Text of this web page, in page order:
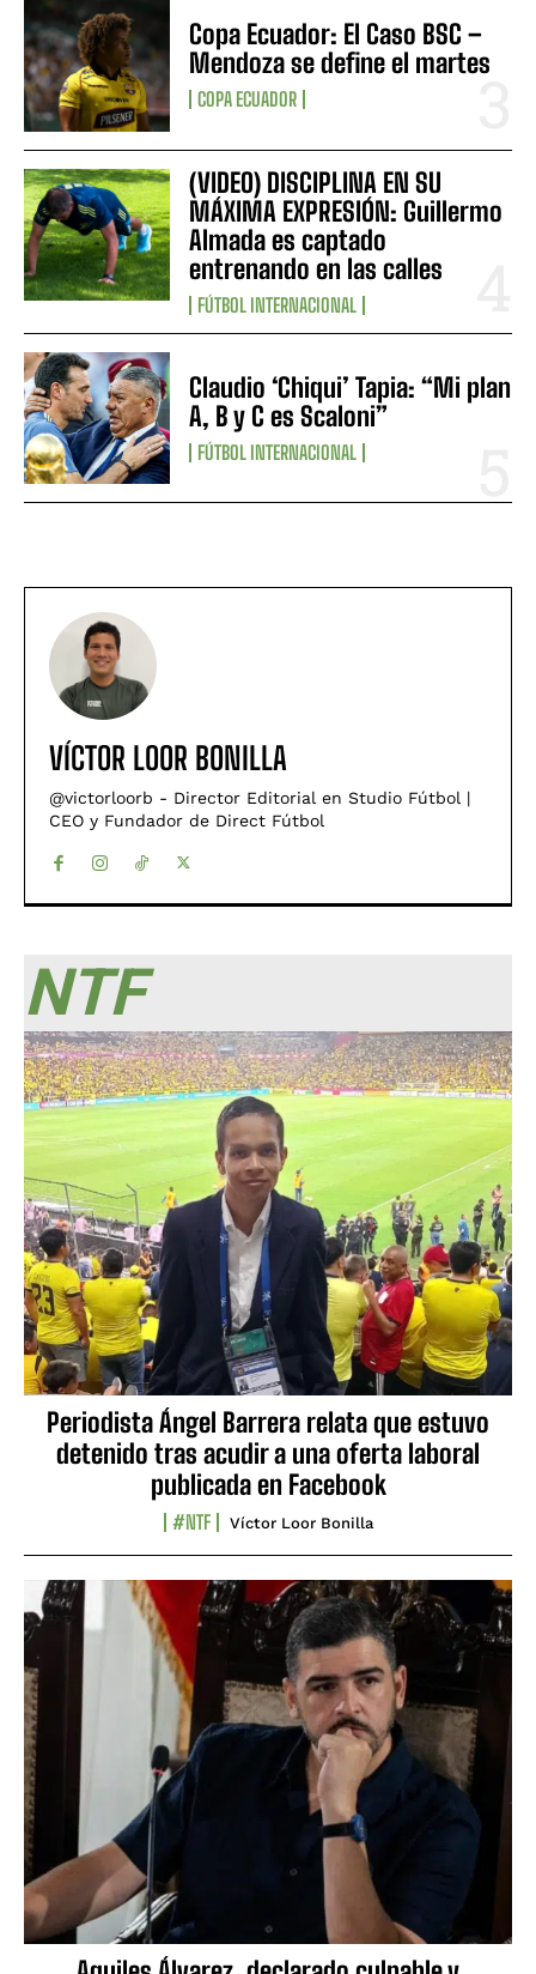
Copa Ecuador: El Caso BSC –
Mendoza se define el martes
COPA ECUADOR
(VIDEO) DISCIPLINA EN SU
MÁXIMA EXPRESIÓN: Guillermo
Almada es captado
entrenando en las calles
FÚTBOL INTERNACIONAL
Claudio ‘Chiqui’ Tapia: “Mi plan
A, B y C es Scaloni”
FÚTBOL INTERNACIONAL
VÍCTOR LOOR BONILLA
@victorloorb - Director Editorial en Studio Fútbol |
CEO y Fundador de Direct Fútbol
NTF
Periodista Ángel Barrera relata que estuvo
detenido tras acudir a una oferta laboral
publicada en Facebook
#NTF Víctor Loor Bonilla